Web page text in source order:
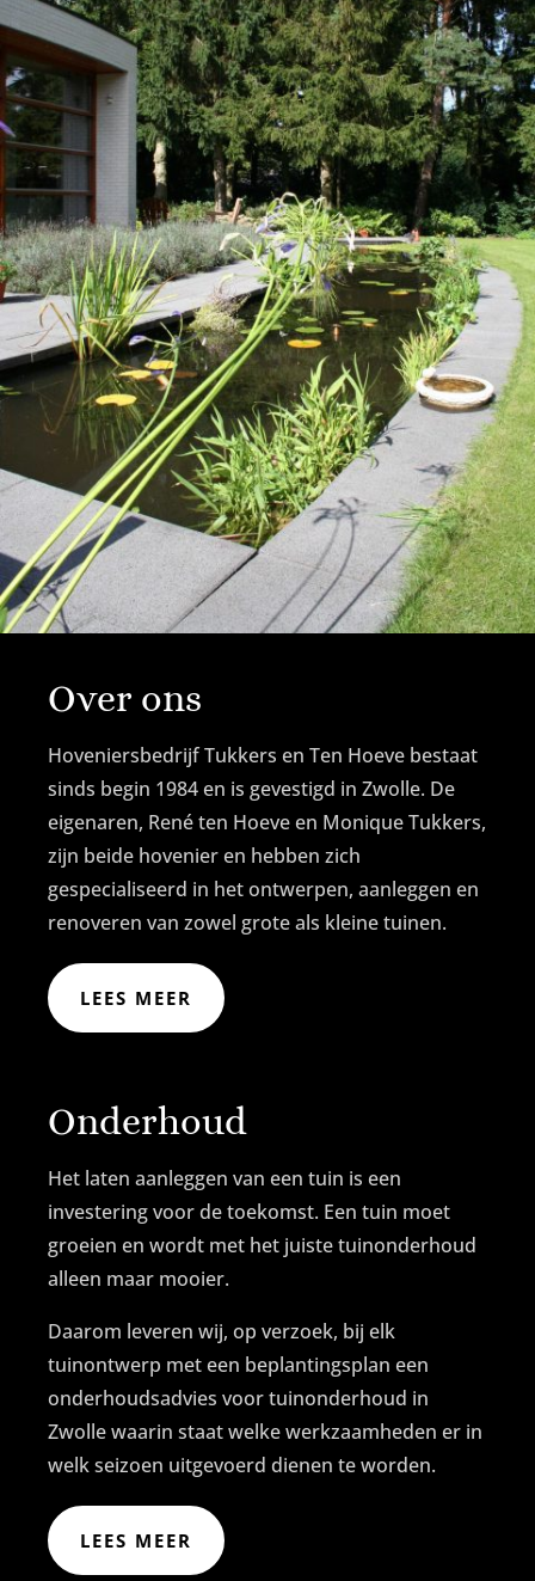
Over ons
Hoveniersbedrijf Tukkers en Ten Hoeve bestaat
sinds begin 1984 en is gevestigd in Zwolle. De
eigenaren, René ten Hoeve en Monique Tukkers,
zijn beide hovenier en hebben zich
gespecialiseerd in het ontwerpen, aanleggen en
renoveren van zowel grote als kleine tuinen.
LEES MEER
Onderhoud
Het laten aanleggen van een tuin is een
investering voor de toekomst. Een tuin moet
groeien en wordt met het juiste tuinonderhoud
alleen maar mooier.
Daarom leveren wij, op verzoek, bij elk
tuinontwerp met een beplantingsplan een
onderhoudsadvies voor tuinonderhoud in
Zwolle waarin staat welke werkzaamheden er in
welk seizoen uitgevoerd dienen te worden.
LEES MEER